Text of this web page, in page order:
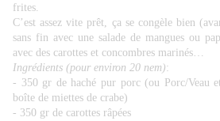
frites.
C’est assez vite prêt, ça se congèle bien
sans fin avec une salade de mangues ou
avec des carottes et concombres marinés…
Ingrédients (pour environ 20 nem):
- 350 gr de haché pur porc (ou Porc/Veau
boîte de miettes de crabe)
- 350 gr de carottes râpées